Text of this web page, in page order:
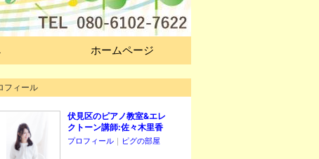
フィール
伏見区のピアノ教室&エレ
クトーン講師:佐々木里香
プロフィール ｜ ピグの部屋
ホームページ